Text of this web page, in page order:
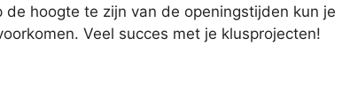
hoogte te zijn van de openingstijden kun je
Veel succes met je klusprojecten!